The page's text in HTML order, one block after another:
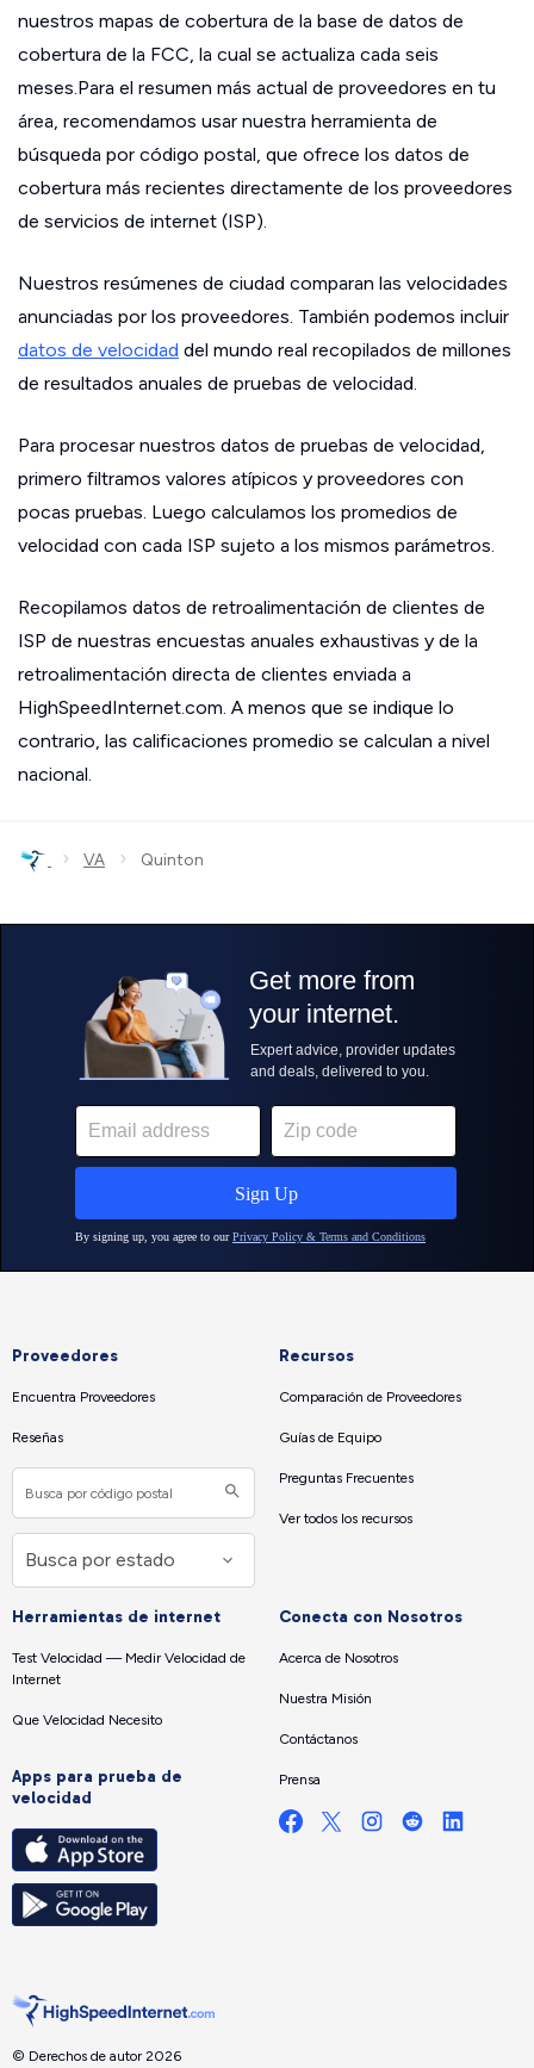
nuestros mapas de cobertura de la base de datos de
cobertura de la FCC, la cual se actualiza cada seis
meses.Para el resumen más actual de proveedores en tu
área, recomendamos usar nuestra herramienta de
búsqueda por código postal, que ofrece los datos de
cobertura más recientes directamente de los proveedores
de servicios de internet (ISP).
Nuestros resúmenes de ciudad comparan las velocidades
anunciadas por los proveedores. También podemos incluir
datos de velocidad del mundo real recopilados de millones
de resultados anuales de pruebas de velocidad.
Para procesar nuestros datos de pruebas de velocidad,
primero filtramos valores atípicos y proveedores con
pocas pruebas. Luego calculamos los promedios de
velocidad con cada ISP sujeto a los mismos parámetros.
Recopilamos datos de retroalimentación de clientes de
ISP de nuestras encuestas anuales exhaustivas y de la
retroalimentación directa de clientes enviada a
HighSpeedInternet.com. A menos que se indique lo
contrario, las calificaciones promedio se calculan a nivel
nacional.
› VA › Quinton
Proveedores
Encuentra Proveedores
Reseñas
Recursos
Comparación de Proveedores
Guías de Equipo
Preguntas Frecuentes
Ver todos los recursos
Herramientas de internet
Test Velocidad — Medir Velocidad de
Internet
Que Velocidad Necesito
Apps para prueba de
velocidad
Conecta con Nosotros
Acerca de Nosotros
Nuestra Misión
Contáctanos
Prensa
© Derechos de autor 2026